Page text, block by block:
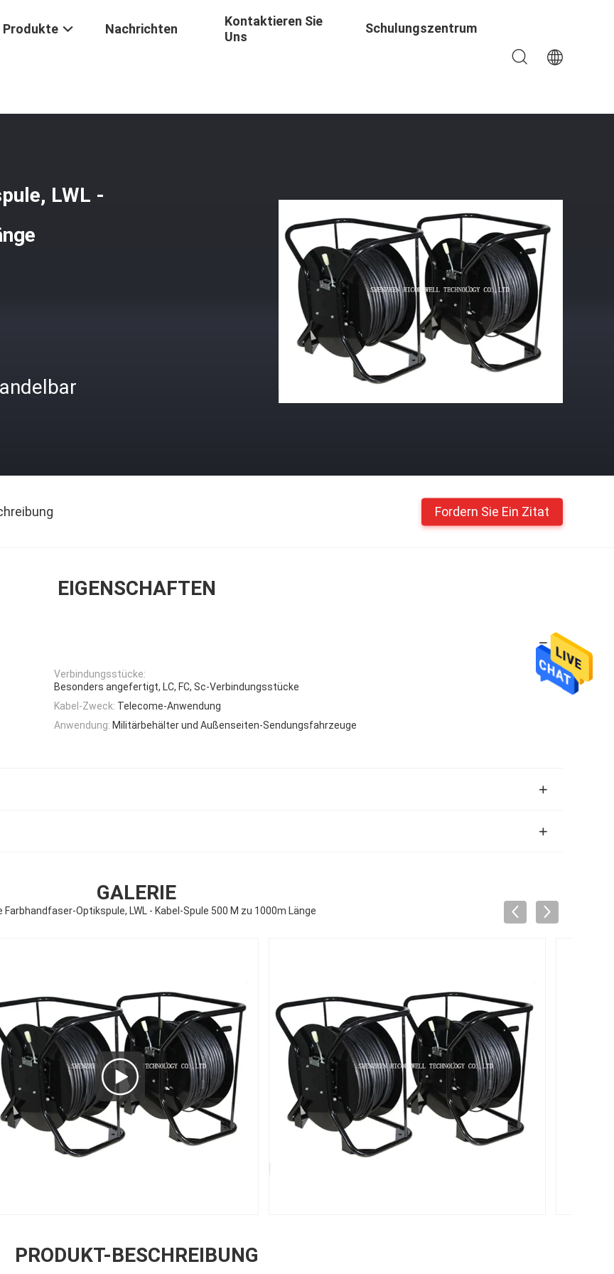
Produkte Nachrichten
Kontaktieren Sie
Uns
Schulungszentrum
LWL -
Fordern Sie Ein Zitat
EIGENSCHAFTEN
Verbindungsstücke:
Besonders angefertigt, LC, FC, Sc-Verbindungsstücke
Kabel-Zweck: Telecome-Anwendung
Anwendung: Militärbehälter und Außenseiten-Sendungsfahrzeuge
GALERIE
Farbhandfaser-Optikspule, LWL - Kabel-Spule 500 M zu 1000m Länge
PRODUKT-BESCHREIBUNG